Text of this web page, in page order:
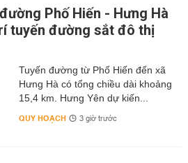
Phố Hiến - Hưng Hà
tuyến đường sắt đô thị
Tuyến đường từ Phố Hiến đến xã
Hưng Hà có tổng chiều dài khoảng
15,4 km. Hưng Yên dự kiến...
QUY HOẠCH 3 giờ trước